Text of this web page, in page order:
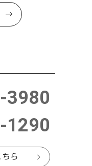
3980
1290
ら